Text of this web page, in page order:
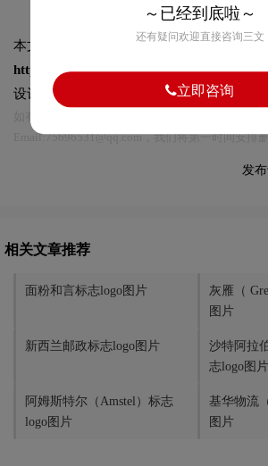
本文标题和链接
桃李标志logo图片:
https://logo9.net/works/9301.html转载时请
设计及本链接!
Email:75696531@qq.com，我们将第一时间安排
发
相关文章推荐
面粉和言标志logo图片
灰雁（
图片
新西兰邮政标志logo图片
沙特阿拉
志logo图片
阿姆斯特尔（Amstel）标志
logo图片
基华物流
图片
～已经到底啦～
还有疑问欢迎直接咨询三文
立即咨询